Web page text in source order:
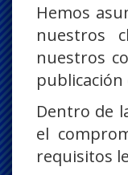
Hemos
nuestros
nuestros
Dentro de
el
requisitos